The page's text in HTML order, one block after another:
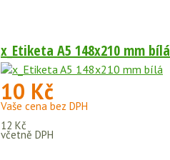
x_Etiketa A5 148x210 mm bílá
10 Kč
Vaše cena bez DPH
12 Kč
včetně DPH